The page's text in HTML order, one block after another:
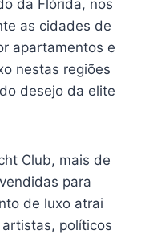
da Flórida, nos
as cidades de
apartamentos e
nestas regiões
desejo da elite
Club, mais de
para
de luxo atrai
políticos